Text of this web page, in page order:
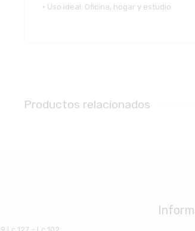
• Uso ideal: Oficina, hogar y estudio
Productos relacionados